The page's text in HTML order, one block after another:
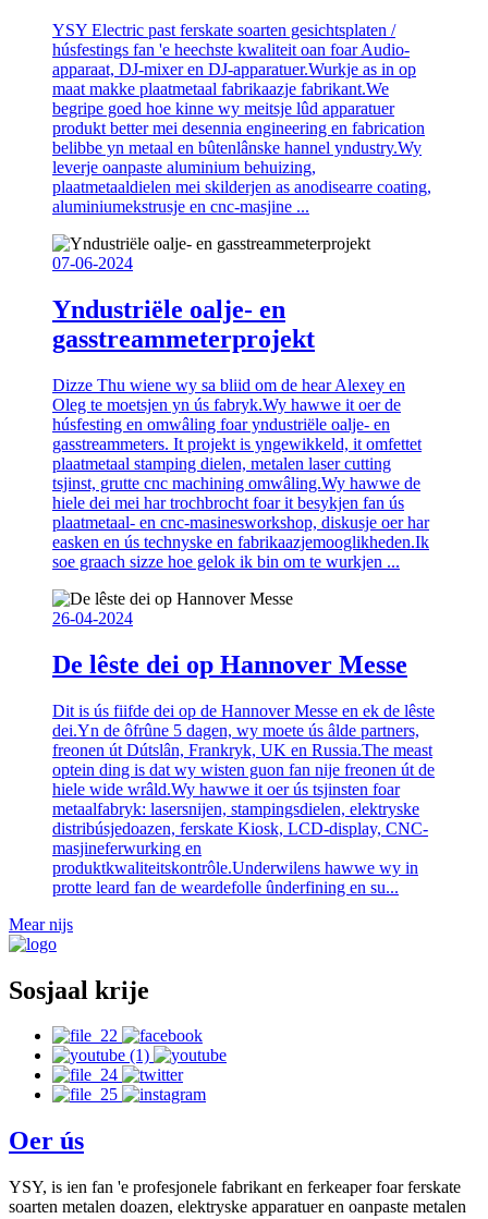
YSY Electric past ferskate soarten gesichtsplaten /
húsfestings fan 'e heechste kwaliteit oan foar Audio-
apparaat, DJ-mixer en DJ-apparatuer.Wurkje as in op
maat makke plaatmetaal fabrikaazje fabrikant.We
begripe goed hoe kinne wy ​​meitsje lûd apparatuer
produkt better mei desennia engineering en fabrication
belibbe yn metaal en bûtenlânske hannel yndustry.Wy
leverje oanpaste aluminium behuizing,
plaatmetaaldielen mei skilderjen as anodisearre coating,
aluminiumekstrusje en cnc-masjine ...
07-06-2024
Yndustriële oalje- en
gasstreammeterprojekt
Dizze Thu wiene wy ​​sa bliid om de hear Alexey en
Oleg te moetsjen yn ús fabryk.Wy hawwe it oer de
húsfesting en omwâling foar yndustriële oalje- en
gasstreammeters. It projekt is yngewikkeld, it omfettet
plaatmetaal stamping dielen, metalen laser cutting
tsjinst, grutte cnc machining omwâling.Wy hawwe de
hiele dei mei har trochbrocht foar it besykjen fan ús
plaatmetaal- en cnc-masinesworkshop, diskusje oer har
easken en ús technyske en fabrikaazjemooglikheden.Ik
soe graach sizze hoe gelok ik bin om te wurkjen ...
26-04-2024
De lêste dei op Hannover Messe
Dit is ús fiifde dei op de Hannover Messe en ek de lêste
dei.Yn de ôfrûne 5 dagen, wy moete ús âlde partners,
freonen út Dútslân, Frankryk, UK en Russia.The meast
optein ding is dat wy wisten guon fan nije freonen út de
hiele wide wrâld.Wy hawwe it oer ús tsjinsten foar
metaalfabryk: lasersnijen, stampingsdielen, elektryske
distribúsjedoazen, ferskate Kiosk, LCD-display, CNC-
masjineferwurking en
produktkwaliteitskontrôle.Underwilens hawwe wy in
protte leard fan de weardefolle ûnderfining en su...
Mear nijs
Sosjaal krije
Oer ús
YSY, is ien fan 'e profesjonele fabrikant en ferkeaper foar ferskate
soarten metalen doazen, elektryske apparatuer en oanpaste metalen